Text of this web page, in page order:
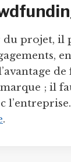
du projet, il
de
; il
.